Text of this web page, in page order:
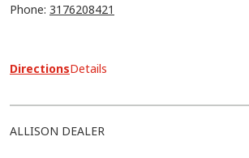
Phone: 3176208421
DirectionsDetails
ALLISON DEALER